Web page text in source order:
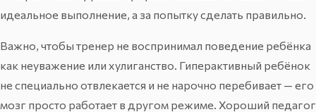
идеальное выполнение, а за попытку сделать правильно.
Важно, чтобы тренер не воспринимал поведение ребёнка
как неуважение или хулиганство. Гиперактивный ребёнок
не специально отвлекается и не нарочно перебивает — его
мозг просто работает в другом режиме. Хороший педагог